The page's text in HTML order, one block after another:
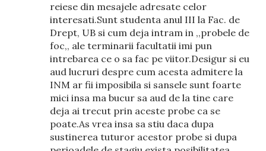
reiese din mesajele adresate celor
interesati.Sunt studenta anul III la Fac. de
Drept, UB si cum deja intram in ,,probele de
foc,, ale terminarii facultatii imi pun
intrebarea ce o sa fac pe viitor.Desigur si eu
aud lucruri despre cum acesta admitere la
INM ar fii imposibila si sansele sunt foarte
mici insa ma bucur sa aud de la tine care
deja ai trecut prin aceste probe ca se
poate.As vrea insa sa stiu daca dupa
sustinerea tuturor acestor probe si dupa